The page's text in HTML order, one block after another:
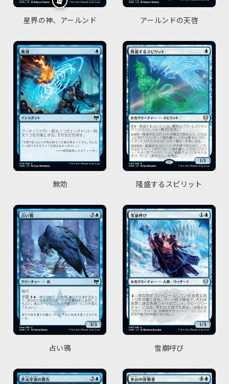
星界の神、アールンド アールンドの天啓
無効 隆盛するスピリット
占い鴉 雪崩呼び